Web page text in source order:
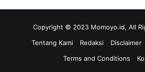
Copyright © 2023 Momoyo.id, All
Tentang Kami
Redaksi Disclaimer
Terms and Conditions